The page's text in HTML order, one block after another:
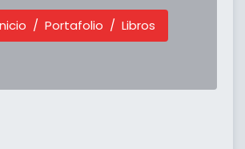
Portafolio Libros